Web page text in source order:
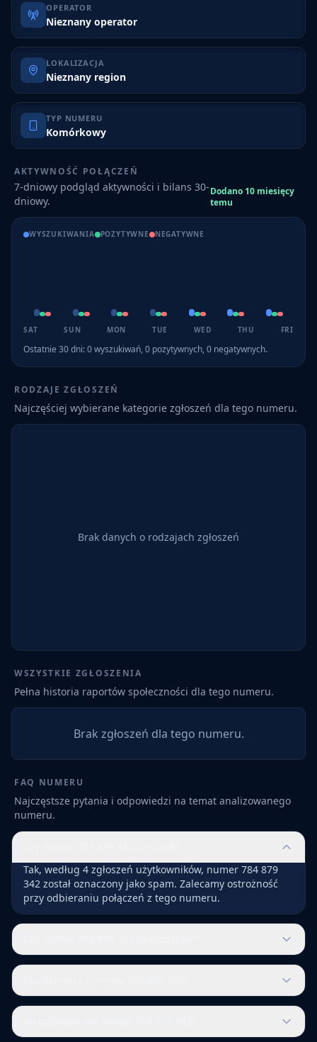
OPERATOR
Nieznany operator
LOKALIZACJA
Nieznany region
TYP NUMERU
Komórkowy
AKTYWNOŚĆ POŁĄCZEŃ
7-dniowy podgląd aktywności i bilans 30-
dniowy.
Dodano 10 miesięcy
temu
WYSZUKIWANIA POZYTYWNE NEGATYWNE
SAT SUN MON TUE WED THU FRI
Ostatnie 30 dni:0wyszukiwań,0 pozytywnych,0 negatywnych.
RODZAJE ZGŁOSZEŃ
Najczęściej wybierane kategorie zgłoszeń dla tego numeru.
Brak danych o rodzajach zgłoszeń
WSZYSTKIE ZGŁOSZENIA
Pełna historia raportów społeczności dla tego numeru.
Brak zgłoszeń dla tego numeru.
FAQ NUMERU
Najczęstsze pytania i odpowiedzi na temat analizowanego
numeru.
Tak, według 4 zgłoszeń użytkowników, numer 784 879
342 został oznaczony jako spam. Zalecamy ostrożność
przy odbieraniu połączeń z tego numeru.